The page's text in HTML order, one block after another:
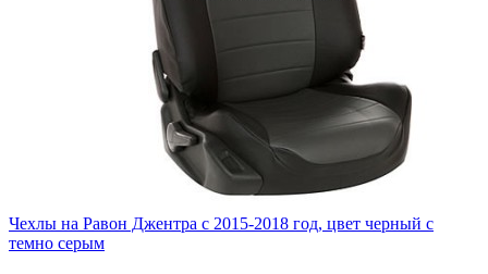
Чехлы на Равон Джентра с 2015-2018 год, цвет черный с
темно серым